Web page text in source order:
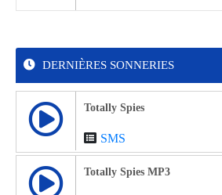
DERNIÈRES SONNERIES
Totally Spies
SMS
Totally Spies MP3